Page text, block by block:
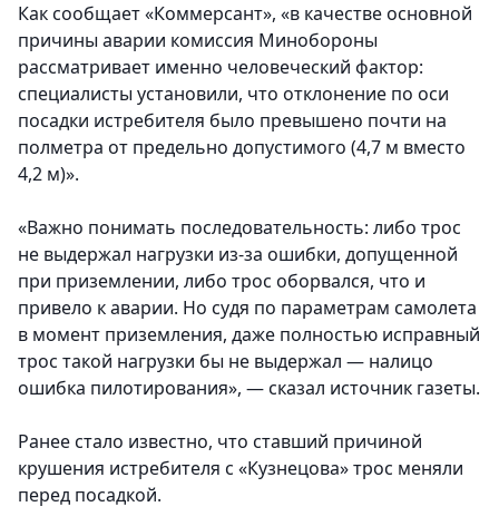
Как сообщает «Коммерсант», «в качестве основной
причины аварии комиссия Минобороны
рассматривает именно человеческий фактор:
специалисты установили, что отклонение по оси
посадки истребителя было превышено почти на
полметра от предельно допустимого (4,7 м вместо
4,2 м)».
«Важно понимать последовательность: либо трос
не выдержал нагрузки из-за ошибки, допущенной
при приземлении, либо трос оборвался, что и
привело к аварии. Но судя по параметрам самолета
в момент приземления, даже полностью исправный
трос такой нагрузки бы не выдержал — налицо
ошибка пилотирования», — сказал источник газеты.
Ранее стало известно, что ставший причиной
крушения истребителя с «Кузнецова» трос меняли
перед посадкой.